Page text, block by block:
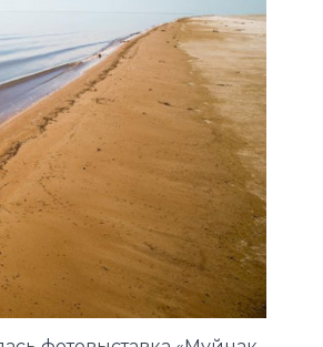
фотовыставка «Муйнак